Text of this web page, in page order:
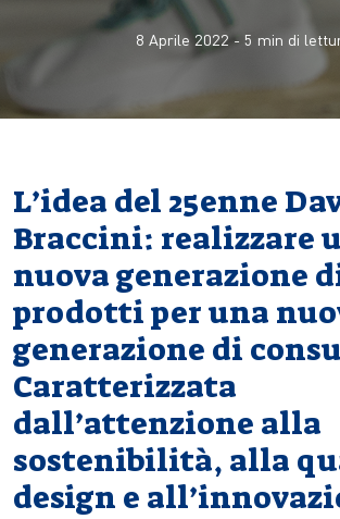
8 Aprile 2022 - 5 min di
L’idea del 25enne
Braccini: realizzare
nuova generazione
prodotti per una
generazione di
Caratterizzata
dall’attenzione alla
sostenibilità, alla
design e